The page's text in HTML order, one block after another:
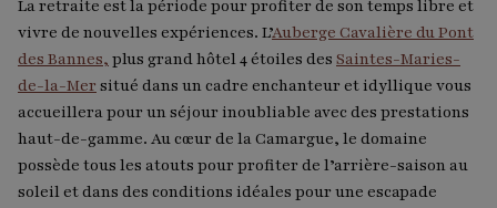
La retraite est la période pour profiter de son temps libre et
vivre de nouvelles expériences. L’Auberge Cavalière du Pont
des Bannes, plus grand hôtel 4 étoiles des Saintes-Maries-
de-la-Mer situé dans un cadre enchanteur et idyllique vous
accueillera pour un séjour inoubliable avec des prestations
haut-de-gamme. Au cœur de la Camargue, le domaine
possède tous les atouts pour profiter de l’arrière-saison au
soleil et dans des conditions idéales pour une escapade